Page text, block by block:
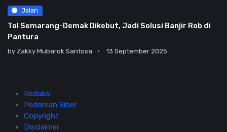
Jalan
Tol Semarang-Demak Dikebut, Jadi Solusi Banjir Rob di
Pantura
by Zakky Mubarok Santosa 13 September 2025
Redaksi
Pedoman Siber
Copyright
Disclaimer